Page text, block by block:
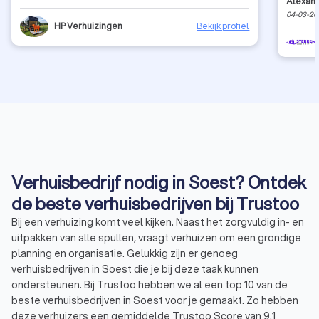
HP Verhuizingen Bekijk profiel
04-03-
Verhuisbedrijf nodig in Soest? Ontdek
de beste verhuisbedrijven bij Trustoo
Bij een verhuizing komt veel kijken. Naast het zorgvuldig in- en
uitpakken van alle spullen, vraagt verhuizen om een grondige
planning en organisatie. Gelukkig zijn er genoeg
verhuisbedrijven in Soest die je bij deze taak kunnen
ondersteunen. Bij Trustoo hebben we al een top 10 van de
beste verhuisbedrijven in Soest voor je gemaakt. Zo hebben